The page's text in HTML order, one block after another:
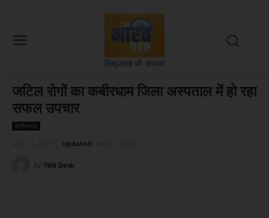
जटिल रोगों का कबीरधाम जिला अस्पताल में हो रहा
सफल उपचार
छत्तीसगढ़
Updated:
By TBN Desk